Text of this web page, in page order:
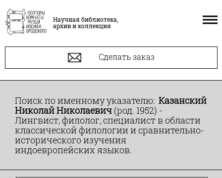
Научная библиотека,
архив и коллекция
Сделать заказ
Поиск по именному указателю: Казанский
Николай Николаевич (род. 1952) -
Лингвист, филолог, специалист в области
классической филологии и сравнительно-
исторического изучения
индоевропейских языков.